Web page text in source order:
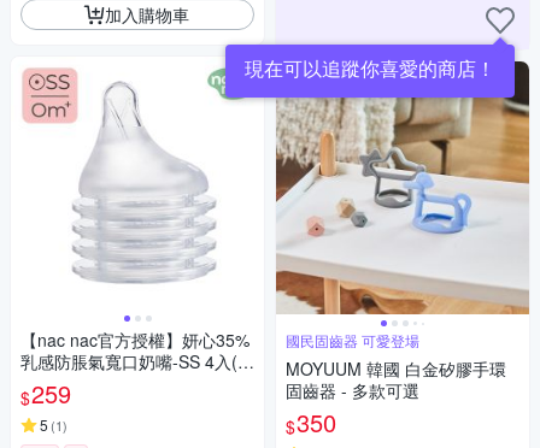
加入購物車
【nac nac官方授權】妍心35%
乳感防脹氣寬口奶嘴-SS 4入(0
個月以上)
$259
5 (1)
現在可以追蹤你喜愛的商店！
國民固齒器 可愛登場
MOYUUM 韓國 白金矽膠手環
固齒器 - 多款可選
$350